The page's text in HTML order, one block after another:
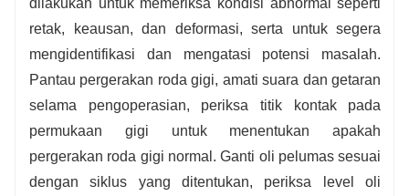
dilakukan untuk memeriksa kondisi abnormal seperti
retak, keausan, dan deformasi, serta untuk segera
mengidentifikasi dan mengatasi potensi masalah.
Pantau pergerakan roda gigi, amati suara dan getaran
selama pengoperasian, periksa titik kontak pada
permukaan gigi untuk menentukan apakah
pergerakan roda gigi normal. Ganti oli pelumas sesuai
dengan siklus yang ditentukan, periksa level oli